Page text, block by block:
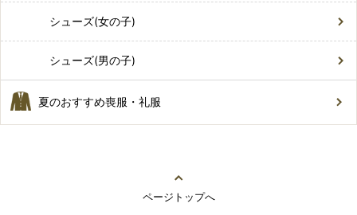
シューズ(女の子)
シューズ(男の子)
夏のおすすめ喪服・礼服
ページトップへ